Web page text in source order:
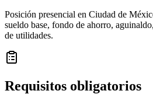
Posición presencial en Ciudad de
sueldo base, fondo de ahorro,
de utilidades.
Requisitos obligatorios